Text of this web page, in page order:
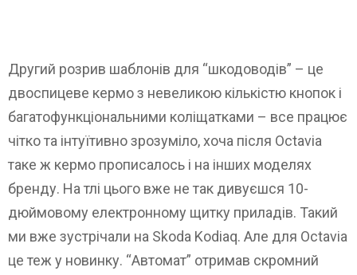
Другий розрив шаблонів для “шкодоводів” – це
двоспицеве ​​кермо з невеликою кількістю кнопок і
багатофункціональними коліщатками – все працює
чітко та інтуїтивно зрозуміло, хоча після Octavia
таке ж кермо прописалось і на інших моделях
бренду. На тлі цього вже не так дивуєшся 10-
дюймовому електронному щитку приладів. Такий
ми вже зустрічали на Skoda Kodiaq. Але для Octavia
це теж у новинку. “Автомат” отримав скромний